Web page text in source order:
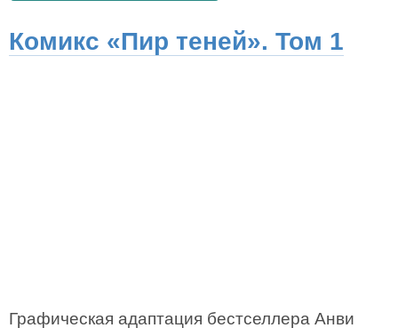
Комикс «Пир теней». Том 1
Графическая адаптация бестселлера Анви